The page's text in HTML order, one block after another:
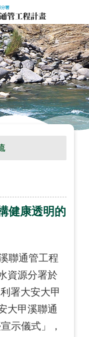
_
健康透明的
通管工程
資源分署於
署大安大甲
大甲溪聯通
示儀式」，